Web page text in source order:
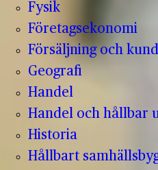
Fysik
Företagsekonomi
Försäljning och
Geografi
Handel
Handel och hållbar
Historia
Hållbart